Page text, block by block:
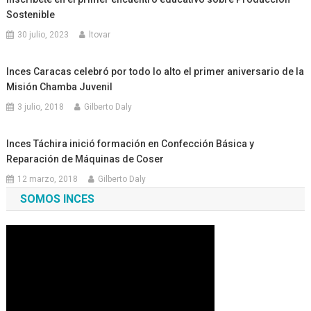
Sostenible
30 julio, 2023 ltovar
Inces Caracas celebró por todo lo alto el primer aniversario de la
Misión Chamba Juvenil
3 julio, 2018 Gilberto Daly
Inces Táchira inició formación en Confección Básica y
Reparación de Máquinas de Coser
12 marzo, 2018 Gilberto Daly
SOMOS INCES